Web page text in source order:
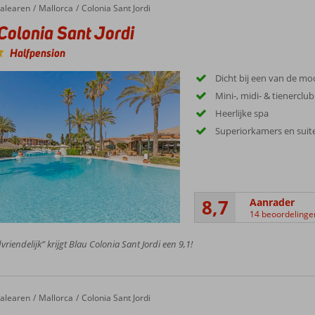
tot 15°C, maar blijven aangenaam voor buitenactiviteiten. De lente,
Sant Jordi biedt een onvergetelijke vakantie-ervaring, of u nu op zoek
stranden, diverse activiteiten en heerlijk klimaat is het de ideale
vandaag nog uw reis naar dit paradijselijke stukje Mallorca!
Mallorca Colonia Sant Jordi
Sant Jordi
Halfpension
Dicht bij een van de
Mini-, midi- & tienerclub
Heerlijke spa
Superiorkamers en
8,7 Aanrader
14
krijgt Blau Colonia Sant Jordi een 9,1!
Mallorca Colonia Sant Jordi